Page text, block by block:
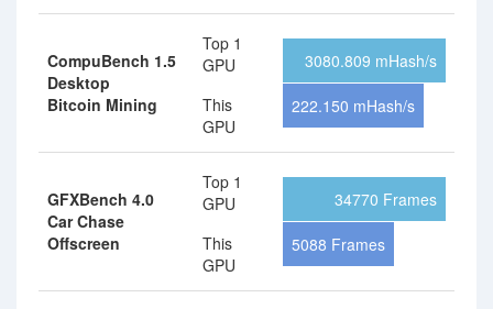
CompuBench 1.5
Desktop
Bitcoin Mining
Top 1
GPU
This
GPU
3080.809 mHash/s
222.150 mHash/s
GFXBench 4.0
Car Chase
Offscreen
Top 1
GPU
This
GPU
34770 Frames
5088 Frames